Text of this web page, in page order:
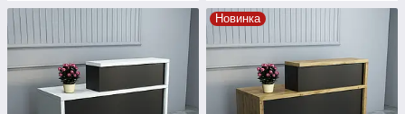
Новинка